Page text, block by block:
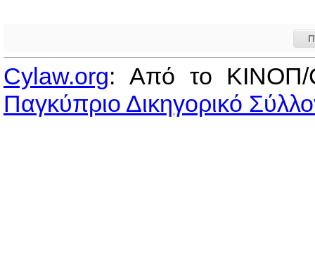
Cylaw.org: Από το
Παγκύπριο Δικηγορικό